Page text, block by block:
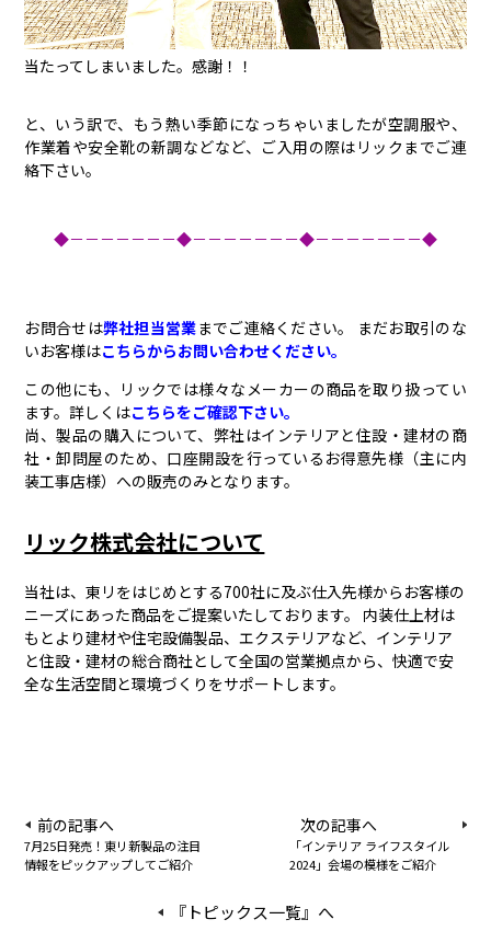
当たってしまいました。感謝！！
と、いう訳で、もう熱い季節になっちゃいましたが空調服や、
作業着や安全靴の新調などなど、ご入用の際はリックまでご連
絡下さい。
◆－－－－－－－◆－－－－－－－◆－－－－－－－◆
お問合せは弊社担当営業までご連絡ください。 まだお取引のな
いお客様はこちらからお問い合わせください。
この他にも、リックでは様々なメーカーの商品を取り扱ってい
ます。詳しくはこちらをご確認下さい。
尚、製品の購入について、弊社はインテリアと住設・建材の商
社・卸問屋のため、口座開設を行っているお得意先様（主に内
装工事店様）への販売のみとなります。
リック株式会社について
当社は、東リをはじめとする700社に及ぶ仕入先様からお客様の
ニーズにあった商品をご提案いたしております。 内装仕上材は
もとより建材や住宅設備製品、エクステリアなど、インテリア
と住設・建材の総合商社として全国の営業拠点から、快適で安
全な生活空間と環境づくりをサポートします。
前の記事へ
7月25日発売！東リ新製品の注目
情報をピックアップしてご紹介
次の記事へ
「インテリア ライフスタイル
2024」会場の模様をご紹介
『トピックス一覧』へ